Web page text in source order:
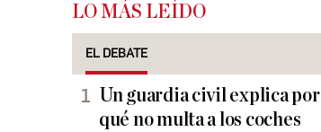
LO MÁS LEÍDO
EL DEBATE
Un guardia civil explica por
qué no multa a los coches